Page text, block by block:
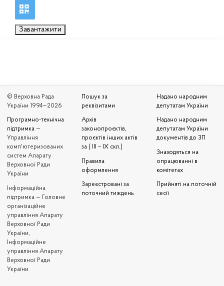
Завантажити
© Верховна Рада
України 1994—2026
Програмно-технічна
підтримка —
Управління
комп'ютеризованих
систем Апарату
Верховної Ради
України
Iнформаційна
підтримка — Головне
організаційне
управління Апарату
Верховної Ради
України,
Інформаційне
управління Апарату
Верховної Ради
України
Пошук за
реквізитами
Архів
законопроєктів,
проєктів інших актів
за ( III – IX скл.)
Правила
оформлення
Зареєстровані за
поточний тиждень
Надано народним
депутатам України
Надано народним
депутатам України
документів до ЗП
Знаходяться на
опрацюванні в
комітетах
Прийняті на поточній
сесії